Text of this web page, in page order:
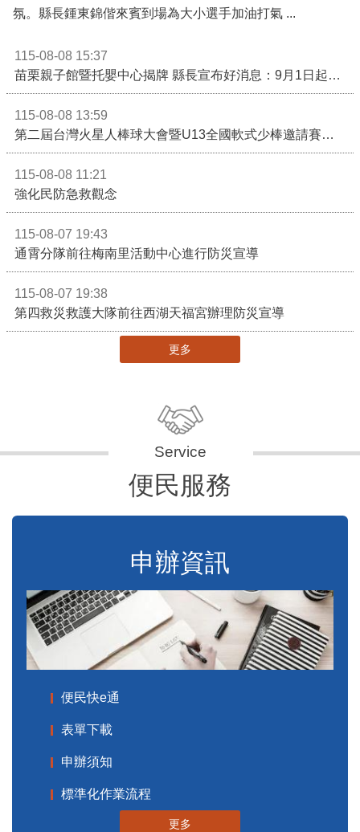
氛。縣長鍾東錦偕來賓到場為大小選手加油打氣 ...
115-08-08 15:37
苗栗親子館暨托嬰中心揭牌 縣長宣布好消息：9月1日起調降臨時托嬰費用
115-08-08 13:59
第二屆台灣火星人棒球大會暨U13全國軟式少棒邀請賽在苗栗舉辦
115-08-08 11:21
強化民防急救觀念
115-08-07 19:43
通霄分隊前往梅南里活動中心進行防災宣導
115-08-07 19:38
第四救災救護大隊前往西湖天福宮辦理防災宣導
更多
便民服務
申辦資訊
便民快e通
表單下載
申辦須知
標準化作業流程
更多